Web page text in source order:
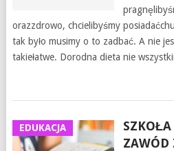
orazzdrowo, chcielibyśmy
tak było musimy o to zadbać. A nie
takiełatwe. Dorodna dieta nie
EDUKACJA
ZAWÓD